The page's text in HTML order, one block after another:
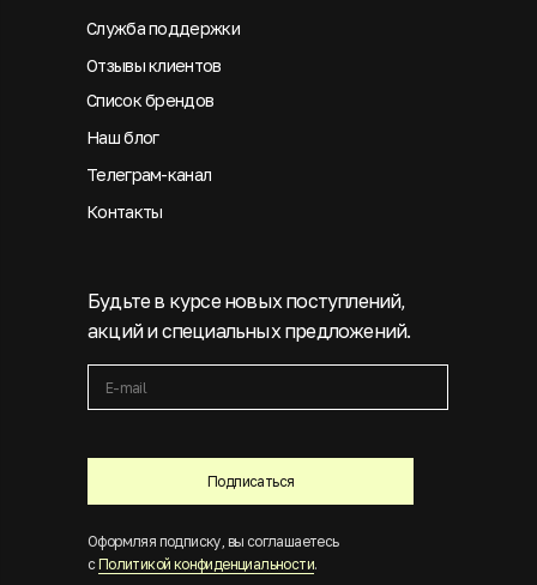
Подписаться
Будьте в курсе новых поступлений,
акций и специальных предложений.
Оформляя подписку, вы соглашаетесь
с Политикой конфиденциальности.
Служба поддержки
Отзывы клиентов
Список брендов
Наш блог
Телеграм-канал
Контакты